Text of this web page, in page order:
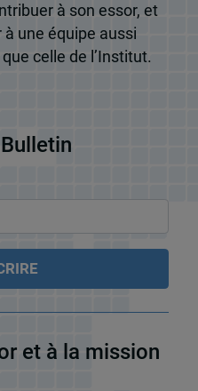
à son essor, et
à une équipe aussi
celle de l’Institut.
et à la mission